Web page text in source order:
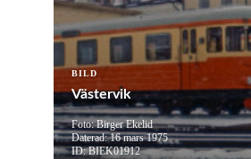
BILD
Västervik
Foto: Birger Ekelid
Daterad: 16 mars 1975
ID: BIEK01912